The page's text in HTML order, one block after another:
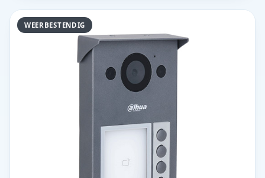
WEERBESTENDIG